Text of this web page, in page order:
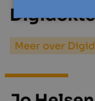
Meer over